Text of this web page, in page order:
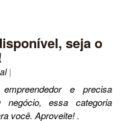
seja o
|
e precisa
negócio, essa categoria
você. Aproveite! .